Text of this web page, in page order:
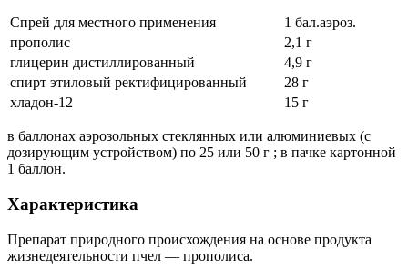
Спрей для местного применения
1 бал.аэроз.
прополис
2,1 г
глицерин дистиллированный
4,9 г
спирт этиловый ректифицированный
28 г
хладон-12
15 г
в баллонах аэрозольных стеклянных или алюминиевых (с
дозирующим устройством) по 25 или 50 г ; в пачке картонной
1 баллон.
Характеристика
Препарат природного происхождения на основе продукта
жизнедеятельности пчел — прополиса.